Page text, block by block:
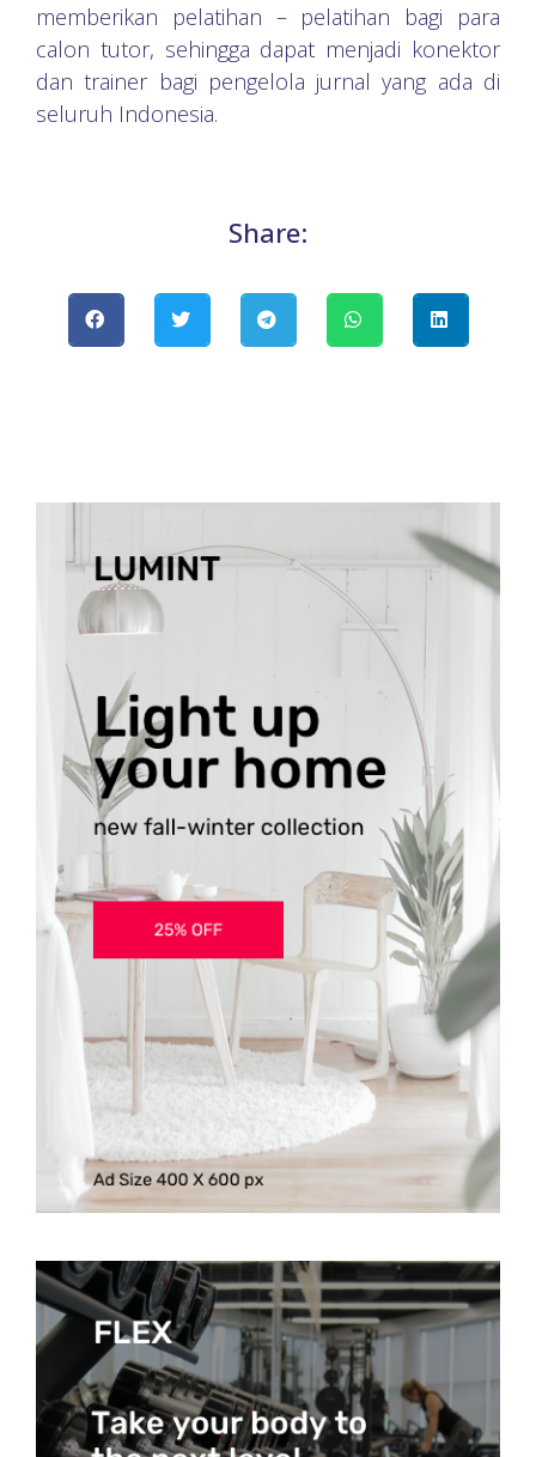
memberikan pelatihan – pelatihan bagi para
calon tutor, sehingga dapat menjadi konektor
dan trainer bagi pengelola jurnal yang ada di
seluruh Indonesia.
Share: